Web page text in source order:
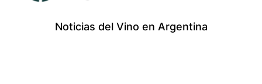
Noticias del Vino en Argentina